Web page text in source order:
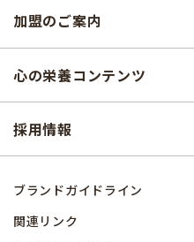
加盟のご案内
心の栄養コンテンツ
採用情報
ブランドガイドライン
関連リンク